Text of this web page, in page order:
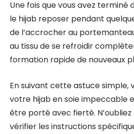
Une fois que vous avez terminé
le hijab reposer pendant
de l’accrocher au
au tissu de se refroidir
formation rapide de nouveaux
En suivant cette astuce simple,
votre hijab en soie impeccable
être porté avec fierté.
vérifier les instructions